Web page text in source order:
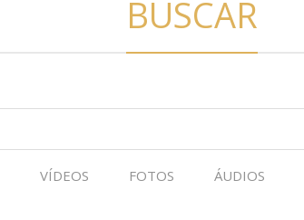
BUSCAR
VÍDEOS FOTOS ÁUDIOS